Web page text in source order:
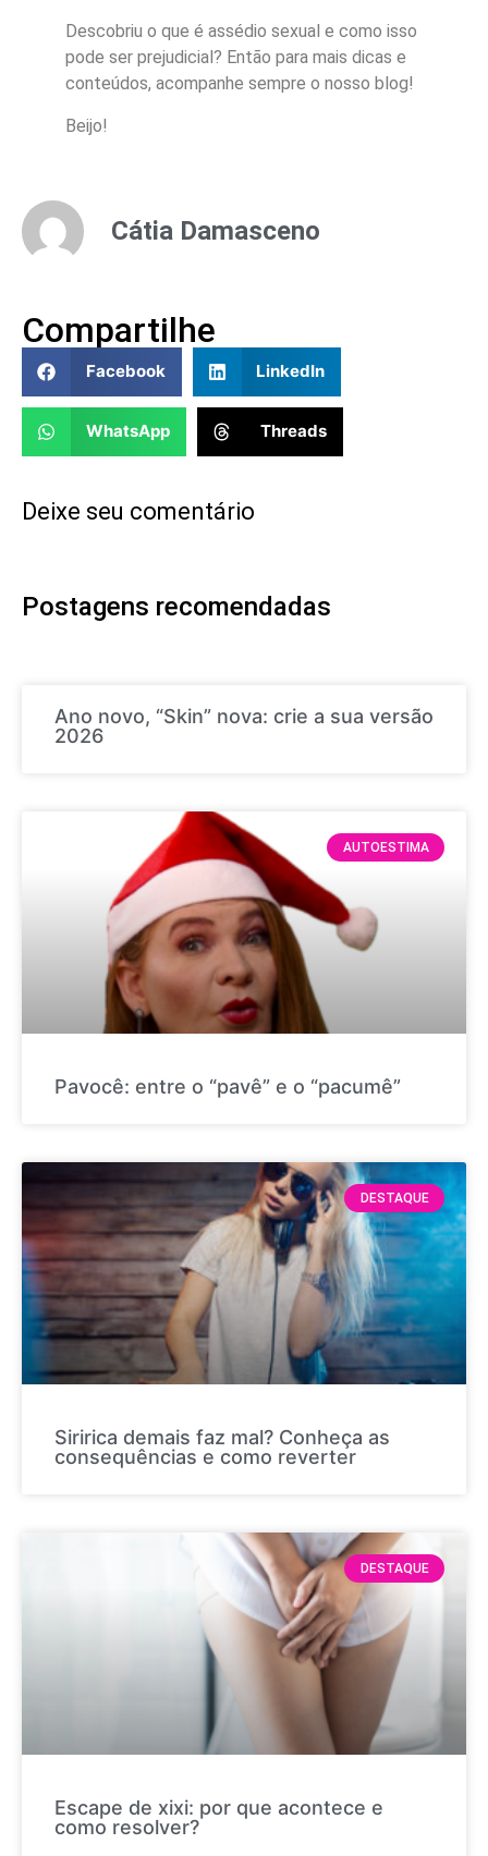
Descobriu o que é assédio sexual e como isso
pode ser prejudicial? Então para mais dicas e
conteúdos, acompanhe sempre o nosso blog!
Beijo!
Cátia Damasceno
Compartilhe
Facebook LinkedIn
WhatsApp Threads
Deixe seu comentário
Postagens recomendadas
Ano novo, “Skin” nova: crie a sua versão
2026
AUTOESTIMA
Pavocê: entre o “pavê” e o “pacumê”
DESTAQUE
Siririca demais faz mal? Conheça as
consequências e como reverter
DESTAQUE
Escape de xixi: por que acontece e
como resolver?